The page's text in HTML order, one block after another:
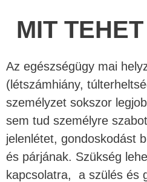
MIT
Az egészségügy mai
(létszámhiány,
személyzet sokszor
sem tud személyre
jelenlétet, gondoskodást
és párjának. Szükség
kapcsolatra, a szülés és